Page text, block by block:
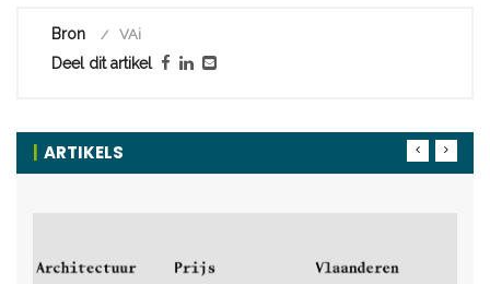
Bron VAi
Deel dit artikel
ARTIKELS